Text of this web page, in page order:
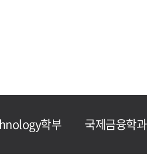
학부 국제금융학과